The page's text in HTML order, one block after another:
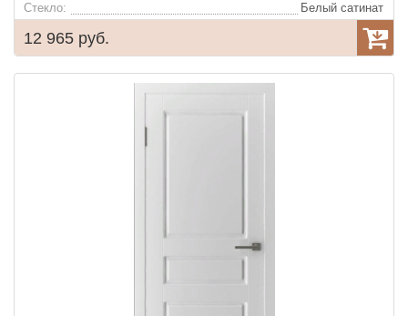
Стекло:
Белый сатинат
12 965 руб.